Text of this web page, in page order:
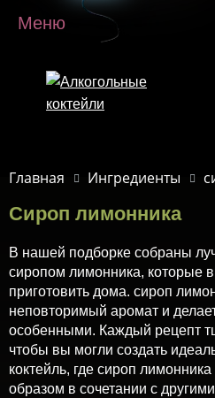
Меню
Главная Ингредиенты
Сироп лимонника
В нашей подборке собраны
сиропом лимонника, которые
приготовить дома. сироп
неповторимый аромат и
особенными. Каждый рецепт
чтобы вы могли создать
коктейль, где сироп
образом в сочетании с